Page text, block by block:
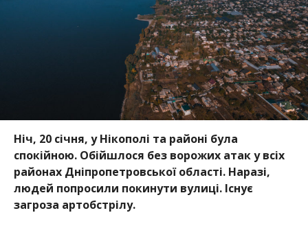
Ніч, 20 січня, у Нікополі та районі була
спокійною. Обійшлося без ворожих атак у всіх
районах Дніпропетровської області. Наразі,
людей попросили покинути вулиці. Існує
загроза артобстрілу.